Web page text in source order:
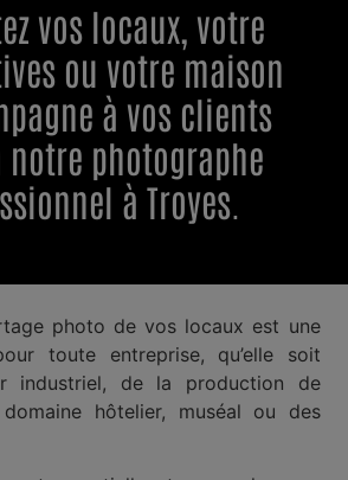
vos locaux, votre
ou votre maison
à vos clients
notre photographe
à Troyes.
photo de vos locaux est une
toute entreprise, qu’elle soit
industriel, de la production de
hôtelier, muséal ou des